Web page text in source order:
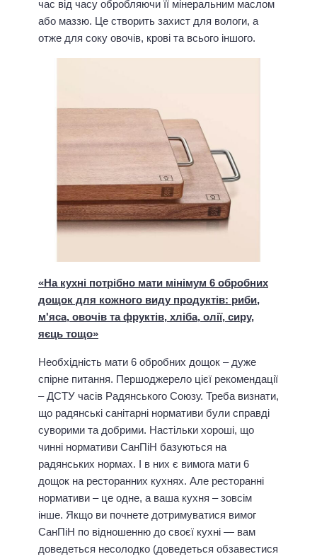
час від часу обробляючи її мінеральним маслом
або маззю. Це створить захист для вологи, а
отже для соку овочів, крові та всього іншого.
«На кухні потрібно мати мінімум 6 обробних
дощок для кожного виду продуктів: риби,
м'яса, овочів та фруктів, хліба, олії, сиру,
яєць тощо»
Необхідність мати 6 обробних дощок – дуже
спірне питання. Першоджерело цієї рекомендації
– ДСТУ часів Радянського Союзу. Треба визнати,
що радянські санітарні нормативи були справді
суворими та добрими. Настільки хороші, що
чинні нормативи СанПіН базуються на
радянських нормах. І в них є вимога мати 6
дощок на ресторанних кухнях. Але ресторанні
нормативи – це одне, а ваша кухня – зовсім
інше. Якщо ви почнете дотримуватися вимог
СанПіН по відношенню до своєї кухні — вам
доведеться несолодко (доведеться обзавестися